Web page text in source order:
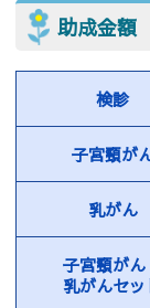
助成金額
検診
子宮頸が
乳がん
子宮頸がん
乳がんセッ